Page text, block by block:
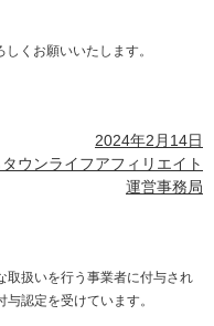
くお願いいたします。
2024年2月14日
ウンライフアフィリエイト
運営事務局
取扱いを行う事業者に付与され
認定を受けています。